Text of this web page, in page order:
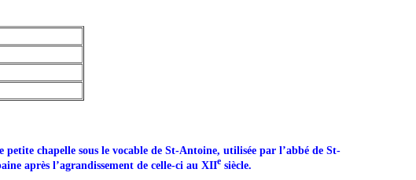
chapelle sous le vocable de St-Antoine, utilisée par l’abbé de St-
après l’agrandissement de celle-ci au XIIe siècle.